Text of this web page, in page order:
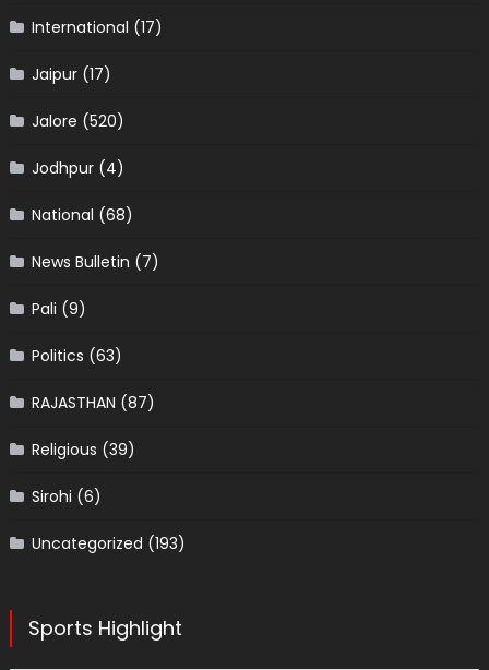
International (17)
Jaipur(17)
Jalore (520)
Jodhpur(4)
National (68)
News Bulletin (7)
Pali (9)
Politics (63)
RAJASTHAN (87)
Religious (39)
Sirohi (6)
Uncategorized (193)
Sports Highlight